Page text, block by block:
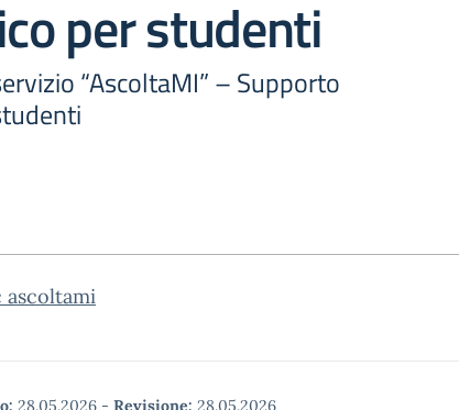
per studenti
“AscoltaMI” – Supporto
ascoltami
28.05.2026 - Revisione: 28.05.2026